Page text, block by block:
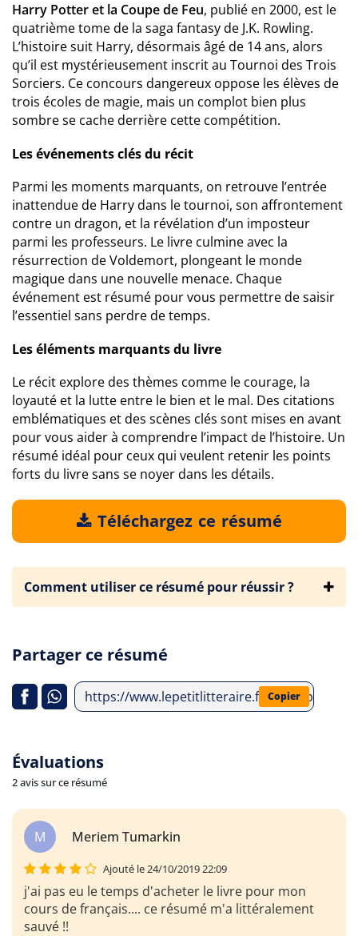
Harry Potter et la Coupe de Feu, publié en 2000, est le
quatrième tome de la saga fantasy de J.K. Rowling.
L’histoire suit Harry, désormais âgé de 14 ans, alors
qu’il est mystérieusement inscrit au Tournoi des Trois
Sorciers. Ce concours dangereux oppose les élèves de
trois écoles de magie, mais un complot bien plus
sombre se cache derrière cette compétition.
Les événements clés du récit
Parmi les moments marquants, on retrouve l’entrée
inattendue de Harry dans le tournoi, son affrontement
contre un dragon, et la révélation d’un imposteur
parmi les professeurs. Le livre culmine avec la
résurrection de Voldemort, plongeant le monde
magique dans une nouvelle menace. Chaque
événement est résumé pour vous permettre de saisir
l’essentiel sans perdre de temps.
Les éléments marquants du livre
Le récit explore des thèmes comme le courage, la
loyauté et la lutte entre le bien et le mal. Des citations
emblématiques et des scènes clés sont mises en avant
pour vous aider à comprendre l’impact de l’histoire. Un
résumé idéal pour ceux qui veulent retenir les points
forts du livre sans se noyer dans les détails.
Téléchargez ce résumé
Comment utiliser ce résumé pour réussir ?
Partager ce résumé
https://www.lepetitlitteraire.fr/index.php/
Copier
Évaluations
2 avis sur ce résumé
M Meriem Tumarkin
Ajouté le 24/10/2019 22:09
j'ai pas eu le temps d'acheter le livre pour mon
cours de français.... ce résumé m'a littéralement
sauvé !!